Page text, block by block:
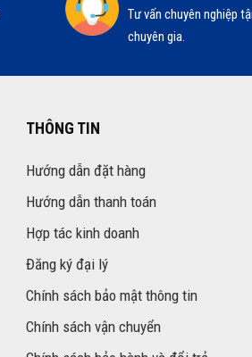
Tư vấn chuyên nghiệp
chuyên gia.
THÔNG TIN
Hướng dẫn đặt hàng
Hướng dẫn thanh toán
Hợp tác kinh doanh
Đăng ký đại lý
Chính sách bảo mật thông tin
Chính sách vận chuyển